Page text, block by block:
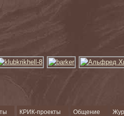
КРИК-проекты Общение